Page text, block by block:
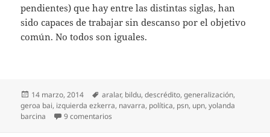
pendientes) que hay entre las distintas siglas, han
sido capaces de trabajar sin descanso por el objetivo
común. No todos son iguales.
Publicado
el
14 marzo, 2014 Etiquetas
aralar, bildu,descrédito,generalización,
geroa bai, izquierda ezkerra, navarra, política, psn, upn,yolanda
barcina
9 comentarios